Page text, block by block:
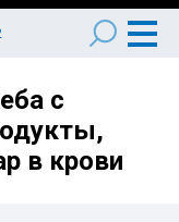
с
в крови